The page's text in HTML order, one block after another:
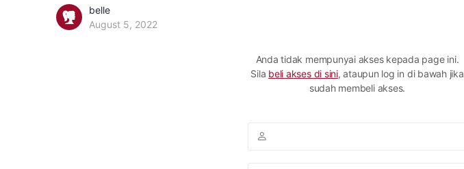
belle
August 5, 2022
Anda tidak mempunyai akses kepada page ini.
Sila beli akses di sini, ataupun log in di bawah jika
sudah membeli akses.